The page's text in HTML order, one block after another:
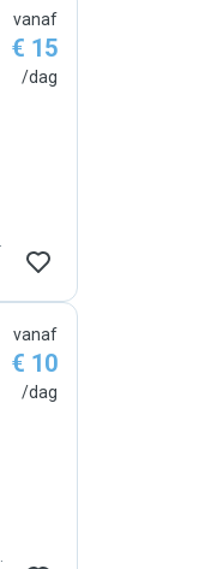
vanaf
€ 15
/dag
vanaf
€ 10
/dag